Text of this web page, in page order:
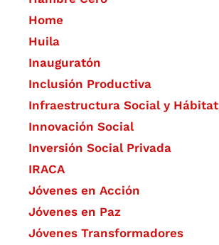
Home
Huila
Inauguratón
Inclusión Productiva
Infraestructura Social y Hábitat
​Innovación Social
Inversión Social Privada
IRACA
Jóvenes en Acción
Jóvenes en Paz
Jóvenes Transformadores